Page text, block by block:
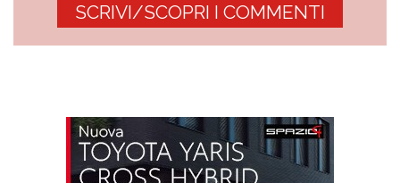
SCRIVI/SCOPRI I COMMENTI